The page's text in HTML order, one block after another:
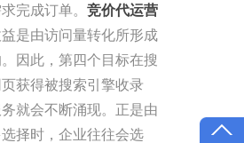
完成订单。 竞价代运营
是由访问量转化所形成
因此，第四个目标在搜
获得被搜索引擎收录
就会不断涌现。正是由
择时，企业往往会选